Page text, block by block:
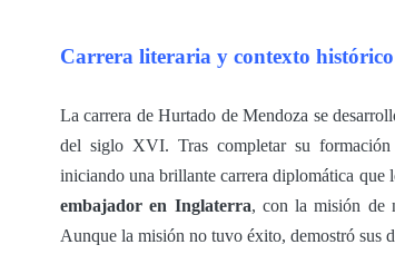
Carrera literaria y contexto histórico
La carrera de Hurtado de Mendoza se
del siglo XVI. Tras completar su
iniciando una brillante carrera diplomática que
embajador en Inglaterra, con la misión de
Aunque la misión no tuvo éxito, demostró sus